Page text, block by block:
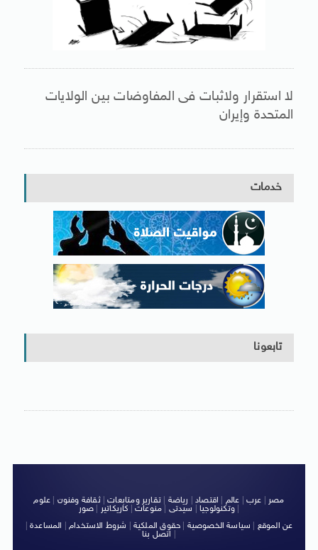
لا استقرار ولاثبات فى المفاوضات بين الولايات
المتحدة وإيران
خدمات
تابعونا
مصر عرب عالم اقتصاد رياضة |تقارير ومتابعات|ثقافة وفنون
علوم
وتكنولوجيا| سيدتى منوعات كاريكاتير صور
|
عن الموقع
سياسة الخصوصية حقوق الملكية شروط الاستخدام| المساعدة|
اتصل بنا